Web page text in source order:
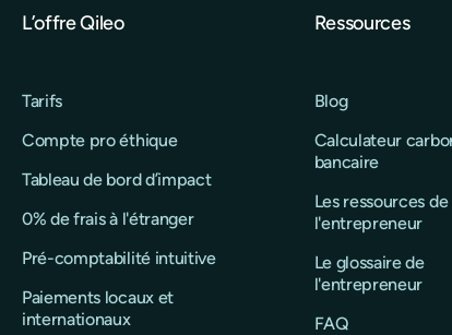
L’offre Qileo
Tarifs
Compte pro éthique
Tableau de bord d’impact
0% de frais à l'étranger
Pré-comptabilité intuitive
Paiements locaux et
internationaux
Ressources
Blog
Calculateur
bancaire
Les ressources de
l'entrepreneur
Le glossaire de
l'entrepreneur
FAQ